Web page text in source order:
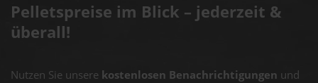
Pelletspreise im Blick – jederzeit &
überall!
Nutzen Sie unsere kostenlosen Benachrichtigungen und